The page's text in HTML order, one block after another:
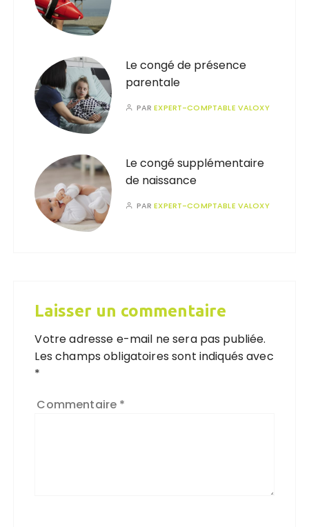
Le congé de présence
parentale
PAREXPERT-COMPTABLE VALOXY
Le congé supplémentaire
de naissance
PAREXPERT-COMPTABLE VALOXY
Laisser un commentaire
Votre adresse e-mail ne sera pas publiée.
Les champs obligatoires sont indiqués avec
*
Commentaire *